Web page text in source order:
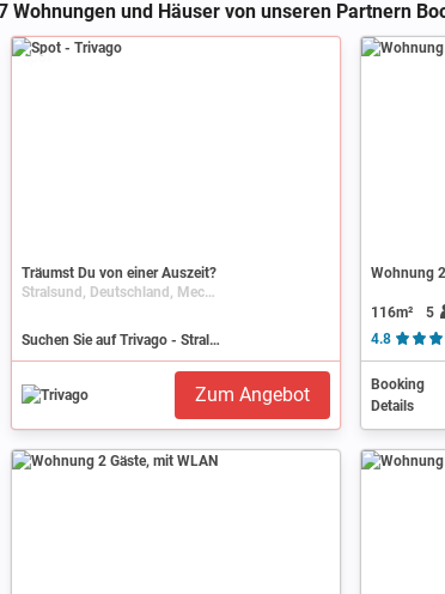
Wohnungen und Häuser von unseren Partnern
Spot
Träumst Du von einer Auszeit?
Stralsund, Deutschland, Mecklenburg-Vorpommern
Suchen Sie auf Trivago - Stralsund
Zum Angebot
Wohnung
116m² 5
4.8
Booking
Details